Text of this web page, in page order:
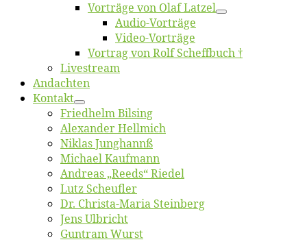
Vor­trä­ge von Olaf Latzel
Au­dio-Vor­trä­ge
Vi­deo-Vor­trä­ge
Vor­trag von Rolf Scheffbuch †
Live­stream
An­dach­ten
Kon­takt
Fried­helm Bilsing
Alex­an­der Hellmich
Ni­klas Junghannß
Mi­cha­el Kaufmann
An­dre­as „Reeds“ Riedel
Lutz Scheuf­ler
Dr. Chris­­ta-Ma­ria Steinberg
Jens Ulb­richt
Gun­tram Wurst